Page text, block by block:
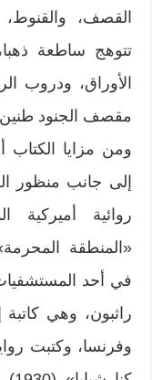
القصف،
تتوهج ساطعة
الأوراق، ودروب
مقصف الجنود طنين
ومن مزايا الكتاب
إلى جانب منظور
روائية أميركية
في أحد المستشفيات
راثبون، وهي
وفرنسا، وكتبت